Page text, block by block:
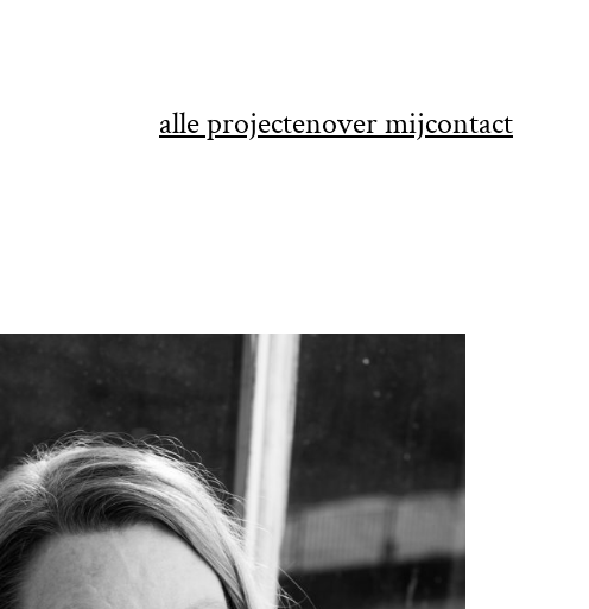
alle projectenover mijcontact